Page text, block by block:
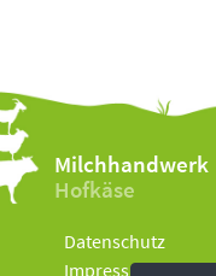
Milchhandwerk
Hofkäse
Datenschutz
Impressum